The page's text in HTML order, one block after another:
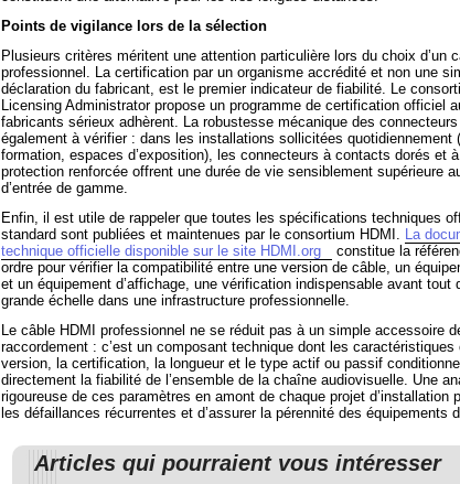
Points de vigilance lors de la sélection
Plusieurs critères méritent une attention particulière lors du choix d’un
professionnel. La certification par un organisme accrédité et non une
déclaration du fabricant, est le premier indicateur de fiabilité. Le
Licensing Administrator propose un programme de certification officiel
fabricants sérieux adhèrent. La robustesse mécanique des
également à vérifier : dans les installations sollicitées quotidiennement
formation, espaces d’exposition), les connecteurs à contacts dorés et
protection renforcée offrent une durée de vie sensiblement supérieure
d’entrée de gamme.
Enfin, il est utile de rappeler que toutes les spécifications techniques
standard sont publiées et maintenues par le consortium HDMI. La
technique officielle disponible sur le site HDMI.org
constitue la
ordre pour vérifier la compatibilité entre une version de câble, un
et un équipement d’affichage, une vérification indispensable avant tout
grande échelle dans une infrastructure professionnelle.
Le câble HDMI professionnel ne se réduit pas à un simple accessoire
raccordement : c’est un composant technique dont les caractéristiques
version, la certification, la longueur et le type actif ou passif
directement la fiabilité de l’ensemble de la chaîne audiovisuelle. Une
rigoureuse de ces paramètres en amont de chaque projet d’installation
les défaillances récurrentes et d’assurer la pérennité des équipements
Articles qui pourraient vous intéresser